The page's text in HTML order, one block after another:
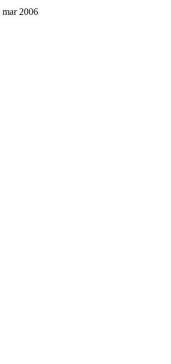
mar 2006